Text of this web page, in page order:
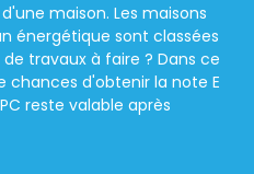
maison. Les maisons
énergétique sont classées
travaux à faire ? Dans ce
chances d'obtenir la note E
reste valable après